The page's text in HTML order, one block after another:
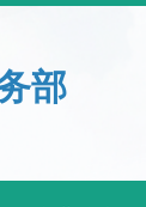
部